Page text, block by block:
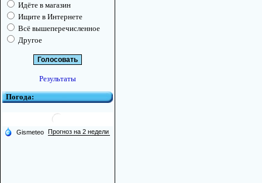
Идёте в магазин
Ищите в Интернете
Всё вышеперечисленное
Другое
Результаты
Погода: